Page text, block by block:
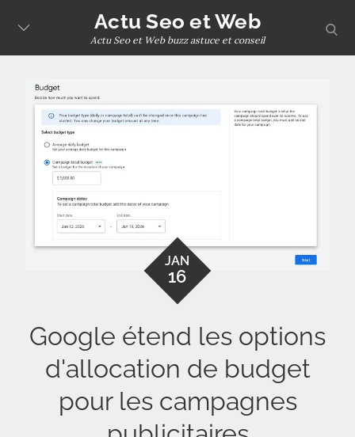
content
Actu Seo et Web
Actu Seo et Web buzz astuce et conseil
JAN
16
Google étend les options
d'allocation de budget
pour les campagnes